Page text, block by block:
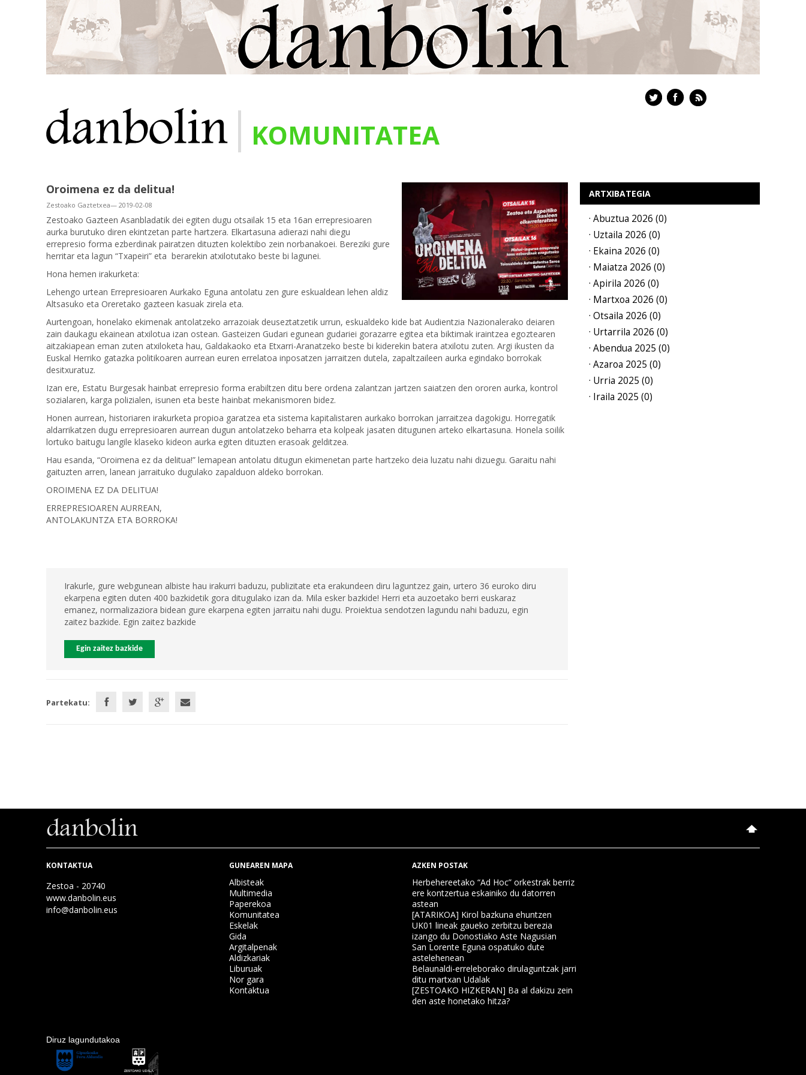
KOMUNITATEA
|
Oroimena ez da delitua!
Zestoako Gaztetxea— 2019-02-08
Zestoako Gazteen Asanbladatik dei egiten dugu otsailak 15 eta 16an errepresioaren
aurka burutuko diren ekintzetan parte hartzera. Elkartasuna adierazi nahi diegu
errepresio forma ezberdinak pairatzen dituzten kolektibo zein norbanakoei. Bereziki gure
herritar eta lagun “Txapeiri” eta berarekin atxilotutako beste bi lagunei.
Hona hemen irakurketa:
Lehengo urtean Errepresioaren Aurkako Eguna antolatu zen gure eskualdean lehen aldiz
Altsasuko eta Oreretako gazteen kasuak zirela eta.
Aurtengoan, honelako ekimenak antolatzeko arrazoiak deuseztatzetik urrun, eskualdeko kide bat Audientzia Nazionalerako deiaren
zain daukagu ekainean atxilotua izan ostean. Gasteizen Gudari egunean gudariei gorazarre egitea eta biktimak iraintzea egoztearen
aitzakiapean eman zuten atxiloketa hau, Galdakaoko eta Etxarri-Aranatzeko beste bi kiderekin batera atxilotu zuten. Argi ikusten da
Euskal Herriko gatazka politikoaren aurrean euren errelatoa inposatzen jarraitzen dutela, zapaltzaileen aurka egindako borrokak
desitxuratuz.
Izan ere, Estatu Burgesak hainbat errepresio forma erabiltzen ditu bere ordena zalantzan jartzen saiatzen den ororen aurka, kontrol
sozialaren, karga polizialen, isunen eta beste hainbat mekanismoren bidez.
Honen aurrean, historiaren irakurketa propioa garatzea eta sistema kapitalistaren aurkako borrokan jarraitzea dagokigu. Horregatik
aldarrikatzen dugu errepresioaren aurrean dugun antolatzeko beharra eta kolpeak jasaten ditugunen arteko elkartasuna. Honela soilik
lortuko baitugu langile klaseko kideon aurka egiten dituzten erasoak gelditzea.
Hau esanda, “Oroimena ez da delitua!” lemapean antolatu ditugun ekimenetan parte hartzeko deia luzatu nahi dizuegu. Garaitu nahi
gaituzten arren, lanean jarraituko dugulako zapalduon aldeko borrokan.
OROIMENA EZ DA DELITUA!
ERREPRESIOAREN AURREAN,
ANTOLAKUNTZA ETA BORROKA!
Irakurle, gure webgunean albiste hau irakurri baduzu, publizitate eta erakundeen diru laguntzez gain, urtero 36 euroko diru
ekarpena egiten duten 400 bazkidetik gora ditugulako izan da. Mila esker bazkide! Herri eta auzoetako berri euskaraz
emanez, normalizaziora bidean gure ekarpena egiten jarraitu nahi dugu. Proiektua sendotzen lagundu nahi baduzu, egin
zaitez bazkide. Egin zaitez bazkide
Egin zaitez bazkide
Partekatu:
ARTXIBATEGIA
· Abuztua 2026 (0)
· Uztaila 2026 (0)
· Ekaina 2026 (0)
· Maiatza 2026 (0)
· Apirila 2026 (0)
· Martxoa 2026 (0)
· Otsaila 2026 (0)
· Urtarrila 2026 (0)
· Abendua 2025 (0)
· Azaroa 2025 (0)
· Urria 2025 (0)
· Iraila 2025 (0)
KONTAKTUA
Zestoa - 20740
www.danbolin.eus
info@danbolin.eus
GUNEAREN MAPA
Albisteak
Multimedia
Paperekoa
Komunitatea
Eskelak
Gida
Argitalpenak
Aldizkariak
Liburuak
Nor gara
Kontaktua
AZKEN POSTAK
Herbehereetako “Ad Hoc” orkestrak berriz
ere kontzertua eskainiko du datorren
astean
[ATARIKOA] Kirol bazkuna ehuntzen
UK01 lineak gaueko zerbitzu berezia
izango du Donostiako Aste Nagusian
San Lorente Eguna ospatuko dute
astelehenean
Belaunaldi-erreleborako dirulaguntzak jarri
ditu martxan Udalak
[ZESTOAKO HIZKERAN] Ba al dakizu zein
den aste honetako hitza?
Diruz lagundutakoa